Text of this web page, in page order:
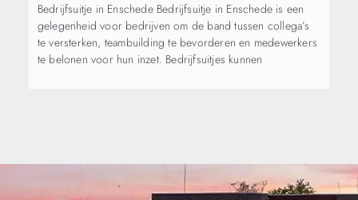
Bedrijfsuitje in Enschede Bedrijfsuitje in Enschede is een
gelegenheid voor bedrijven om de band tussen collega’s
te versterken, teambuilding te bevorderen en medewerkers
te belonen voor hun inzet. Bedrijfsuitjes kunnen